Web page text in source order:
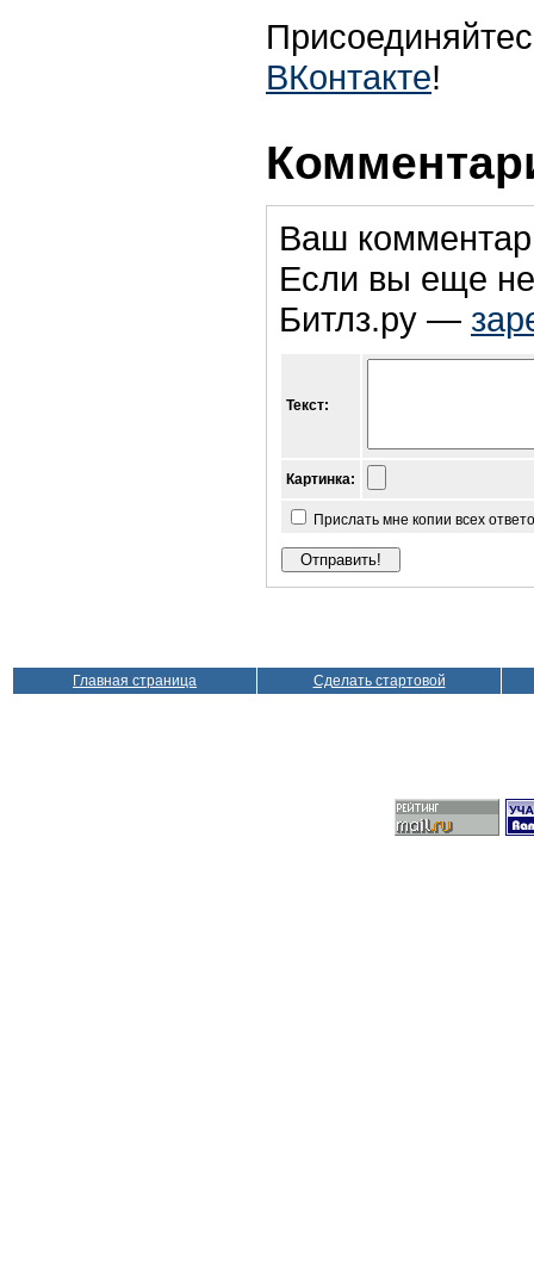
ВКонтакте!
Ваш
Если вы еще не
Битлз.ру —
Текст:
Картинка:
Прислать мне копии всех
Главная страница Сделать стартовой